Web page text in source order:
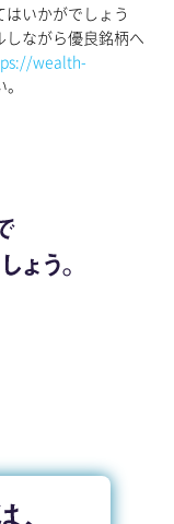
いかがでしょう
しながら優良銘柄へ
wealth-